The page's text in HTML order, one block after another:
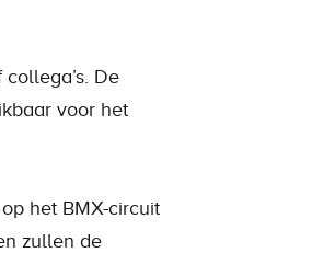
De
voor het
het BMX-circuit
zullen de